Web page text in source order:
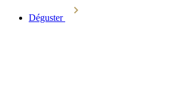
Déguster